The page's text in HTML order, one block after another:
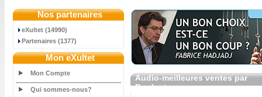
Nos partenaires
eXultet (14990)
Partenaires (1377)
Mon eXultet
Mon Compte
Qui sommes-nous?
Audio-meilleures ventes par
Producteur